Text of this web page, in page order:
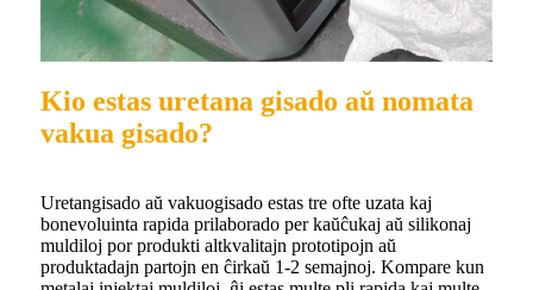
Kio estas uretana gisado aŭ nomata
vakua gisado?
Uretangisado aŭ vakuogisado estas tre ofte uzata kaj
bonevoluinta rapida prilaborado per kaŭĉukaj aŭ silikonaj
muldiloj por produkti altkvalitajn prototipojn aŭ
produktadajn partojn en ĉirkaŭ 1-2 semajnoj. Kompare kun